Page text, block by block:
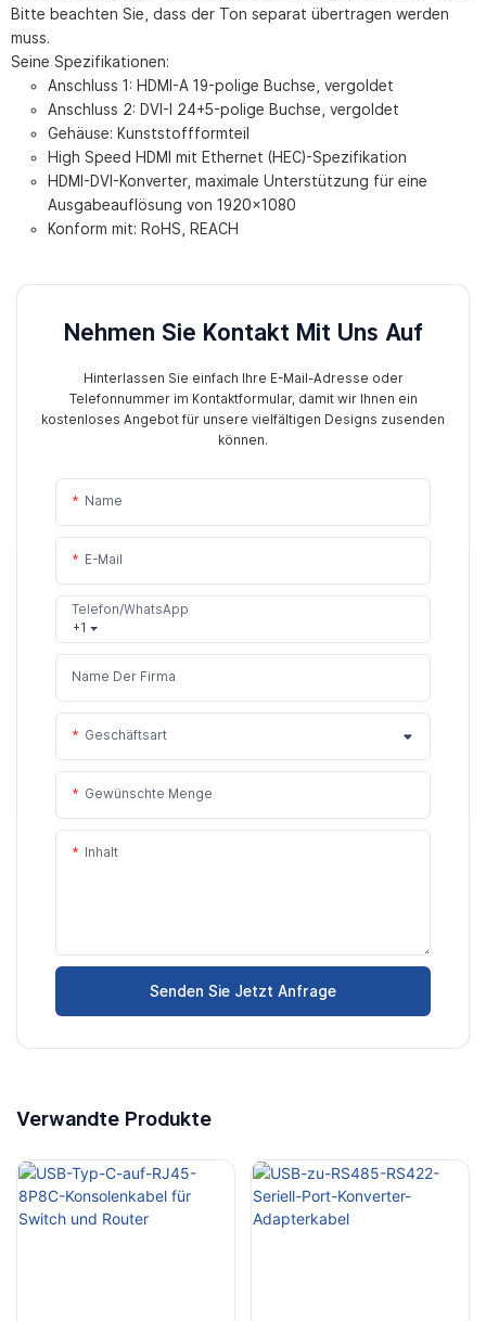
Bitte beachten Sie, dass der Ton separat übertragen werden
muss.
Seine Spezifikationen:
Anschluss 1: HDMI-A 19-polige Buchse, vergoldet
Anschluss 2: DVI-I 24+5-polige Buchse, vergoldet
Gehäuse: Kunststoffformteil
High Speed ​​HDMI mit Ethernet (HEC)-Spezifikation
HDMI-DVI-Konverter, maximale Unterstützung für eine
Ausgabeauflösung von 1920×1080
Konform mit: RoHS, REACH
Nehmen Sie Kontakt Mit Uns Auf
Hinterlassen Sie einfach Ihre E-Mail-Adresse oder
Telefonnummer im Kontaktformular, damit wir Ihnen ein
kostenloses Angebot für unsere vielfältigen Designs zusenden
können.
Name
E-Mail
+1
Telefon/WhatsApp
Name Der Firma
Geschäftsart
Gewünschte Menge
Inhalt
Senden Sie Jetzt Anfrage
Verwandte Produkte